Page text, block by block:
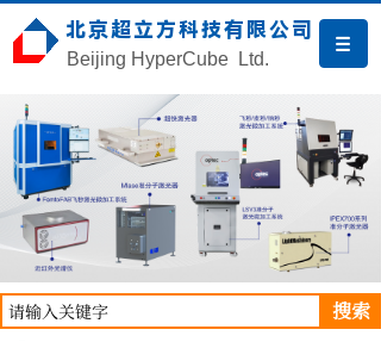
北京超立方科技有限公司
Beijing HyperCube Ltd.
搜索